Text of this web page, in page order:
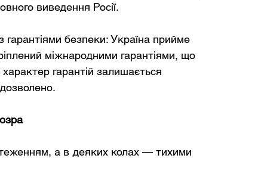
виведення Росії.
гарантіями безпеки: Україна прийме
міжнародними гарантіями, що
гарантій залишається
а в деяких колах — тихими